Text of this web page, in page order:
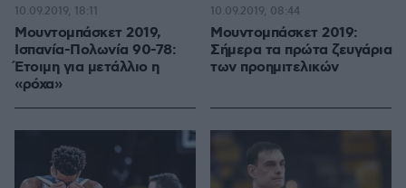
Μουντομπάσκετ 2019,
Ισπανία-Πολωνία 90-78:
Έτοιμη για μετάλλιο η
«ρόχα»
10.09.2019, 18:11
Μουντομπάσκετ 2019:
Σήμερα τα πρώτα ζευγάρια
των προημιτελικών
10.09.2019, 08:44